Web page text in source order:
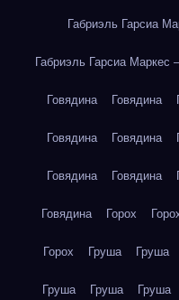
Габриэль Гарсиа
Габриэль Гарсиа Маркес
Говядина Говядина
Говядина Говядина
Говядина Говядина
Говядина Горох
Горох Груша Груша
Груша Груша Груша